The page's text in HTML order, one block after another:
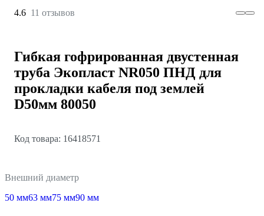
4.6 11 отзывов
Гибкая гофрированная двустенная
труба Экопласт NR050 ПНД для
прокладки кабеля под землей
D50мм 80050
Код товара: 16418571
Внешний диаметр
50 мм63 мм75 мм90 мм